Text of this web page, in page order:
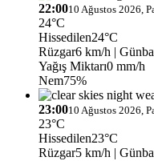
22:0010 Ağustos 2026,
24°C
Hissedilen24°C
Rüzgar6 km/h |
Yağış Miktarı0 mm/h
Nem75%
23:0010 Ağustos 2026,
23°C
Hissedilen23°C
Rüzgar5 km/h |